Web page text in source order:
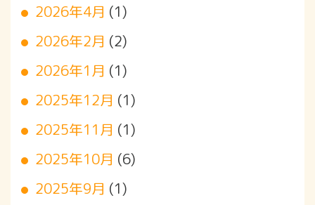
2026年4月 (1)
2026年2月 (2)
2026年1月 (1)
2025年12月 (1)
2025年11月 (1)
2025年10月 (6)
2025年9月 (1)